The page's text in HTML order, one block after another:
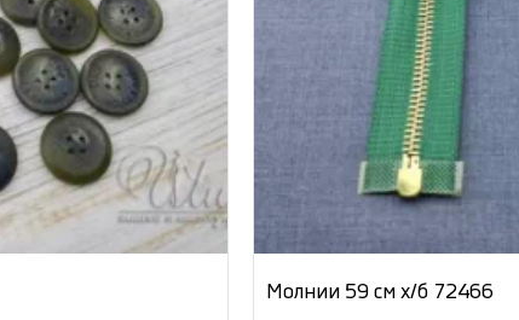
Молнии 59 см х/б 72466